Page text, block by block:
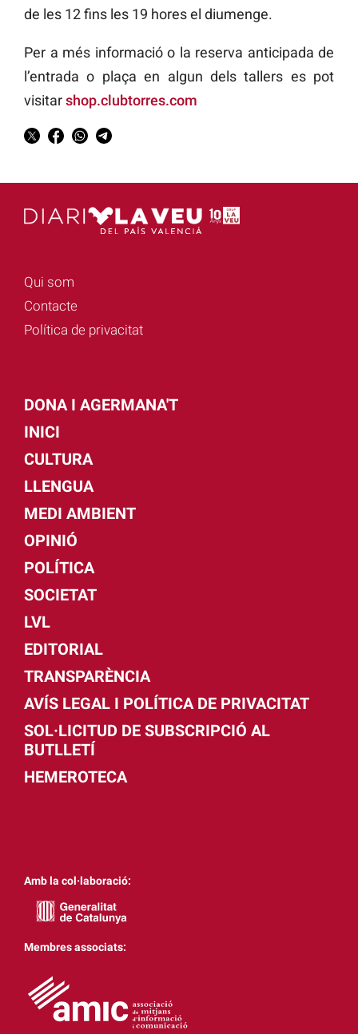
de les 12 fins les 19 hores el diumenge.
Per a més informació o la reserva anticipada de
l’entrada o plaça en algun dels tallers es pot
visitarshop.clubtorres.com
Qui som
Contacte
Política de privacitat
DONA I AGERMANA'T
INICI
CULTURA
LLENGUA
MEDI AMBIENT
OPINIÓ
POLÍTICA
SOCIETAT
LVL
EDITORIAL
TRANSPARÈNCIA
AVÍS LEGAL I POLÍTICA DE PRIVACITAT
SOL·LICITUD DE SUBSCRIPCIÓ AL
BUTLLETÍ
HEMEROTECA
Amb la col·laboració:
Membres associats: